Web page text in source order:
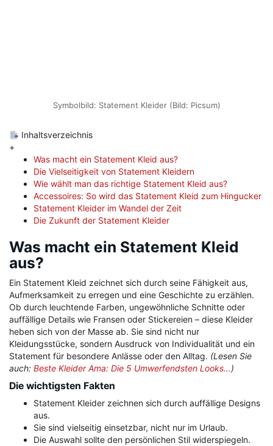
Symbolbild: Statement Kleider (Bild: Picsum)
Inhaltsverzeichnis
+
Was macht ein Statement Kleid aus?
Die Vielseitigkeit von Statement Kleidern
Wie wählt man das richtige Statement Kleid aus?
Accessoires: So wird das Statement Kleid zum Hingucker
Statement Kleider im Wandel der Zeit
Die Zukunft der Statement Kleider
Was macht ein Statement Kleid
aus?
Ein Statement Kleid zeichnet sich durch seine Fähigkeit aus,
Aufmerksamkeit zu erregen und eine Geschichte zu erzählen.
Ob durch leuchtende Farben, ungewöhnliche Schnitte oder
auffällige Details wie Fransen oder Stickereien – diese Kleider
heben sich von der Masse ab. Sie sind nicht nur
Kleidungsstücke, sondern Ausdruck von Individualität und ein
Statement für besondere Anlässe oder den Alltag. (Lesen Sie
auch: Beste Kleider Ama: Die 5 Umwerfendsten Looks…)
Die wichtigsten Fakten
Statement Kleider zeichnen sich durch auffällige Designs
aus.
Sie sind vielseitig einsetzbar, nicht nur im Urlaub.
Die Auswahl sollte den persönlichen Stil widerspiegeln.